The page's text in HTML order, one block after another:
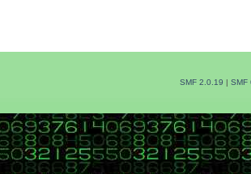
SMF 2.0.19 | SMF